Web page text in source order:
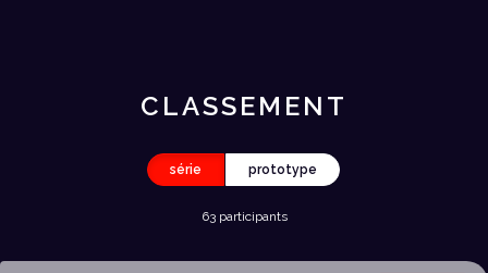
CLASSEMENT
série prototype
63 participants